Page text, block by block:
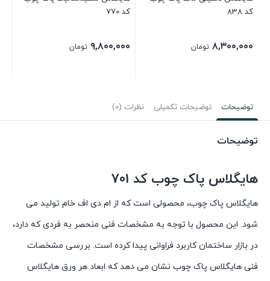
کد 838
۸,۳۰۰,۰۰۰ تومان
کد 770
۹,۸۰۰,۰۰۰ تومان
توضیحات توضیحات تکمیلی نظرات (0)
توضیحات
هایگلاس پاک چوب کد 701
هایگلاس پاک چوب، محصولی است که از ام دی اف خام تولید می
شود. این محصول با توجه به مشخصات فنی منحصر به فردی که دارد،
در بازار ساختمان کاربرد فراوانی پیدا کرده است. بررسی مشخصات
فنی هایگلاس پاک چوب نشان می دهد که ابعاد هر ورق هایگلاس